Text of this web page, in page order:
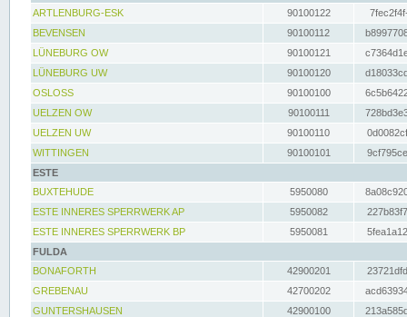
ARTLENBURG-ESK
90100122
BEVENSEN
90100112
LÜNEBURG OW
90100121
LÜNEBURG UW
90100120
OSLOSS
90100100
UELZEN OW
90100111
UELZEN UW
90100110
WITTINGEN
90100101
ESTE
BUXTEHUDE
5950080
ESTE INNERES SPERRWERK AP
5950082
ESTE INNERES SPERRWERK BP
5950081
FULDA
BONAFORTH
42900201
GREBENAU
42700202
GUNTERSHAUSEN
42900100